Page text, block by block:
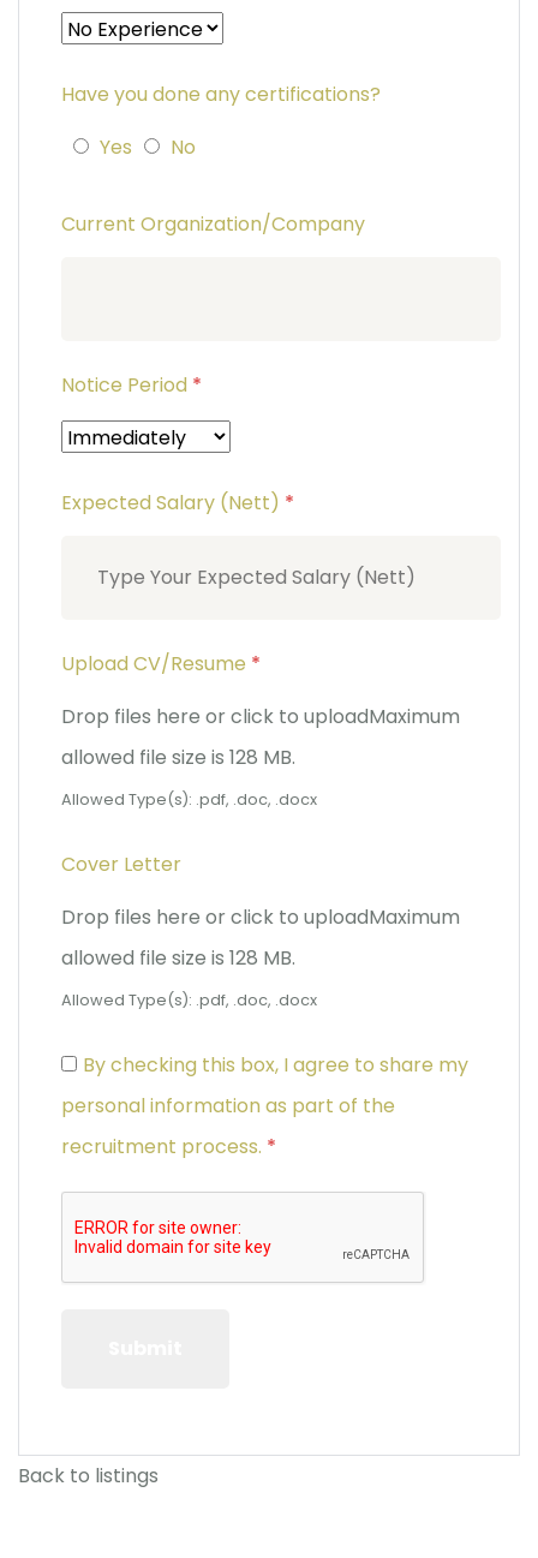
Have you done any certifications?
Yes
No
Current Organization/Company
Notice Period *
Expected Salary (Nett) *
Upload CV/Resume *
Drop files here or click to uploadMaximum
allowed file size is 128 MB.
Allowed Type(s): .pdf, .doc, .docx
Cover Letter
Drop files here or click to uploadMaximum
allowed file size is 128 MB.
Allowed Type(s): .pdf, .doc, .docx
By checking this box, I agree to share my
personal information as part of the
recruitment process. *
Back to listings